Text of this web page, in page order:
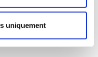
uniquement
gesproken als
– toepassingen